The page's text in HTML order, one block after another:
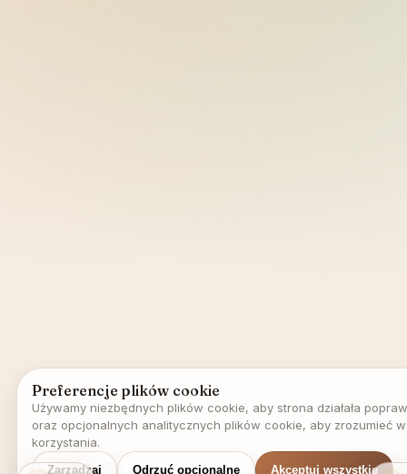
Preferencje plików cookie
Używamy niezbędnych plików cookie, aby strona działała
oraz opcjonalnych analitycznych plików cookie, aby zrozumieć
korzystania.
Zarządzaj Odrzuć opcjonalne Akceptuj wszystkie